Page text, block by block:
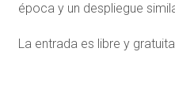
época y un despliegue
La entrada es libre y